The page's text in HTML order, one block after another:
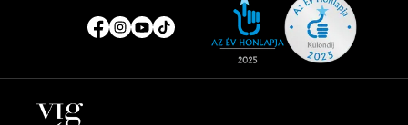
Közösségi
média
oldalak
of
year
Helyszínek